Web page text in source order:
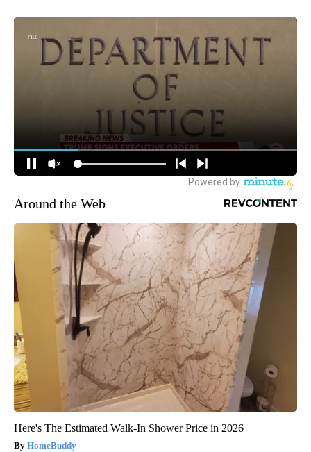
Around the Web
Here's The Estimated Walk-In Shower Price in 2026
HomeBuddy